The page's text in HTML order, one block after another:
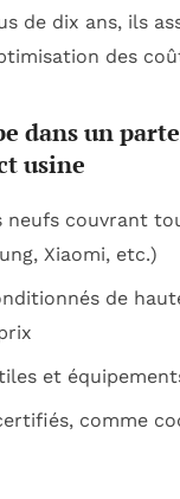
de dix ans, ils
des
dans un
usine
neufs couvrant
Xiaomi, etc.)
de
et
comme